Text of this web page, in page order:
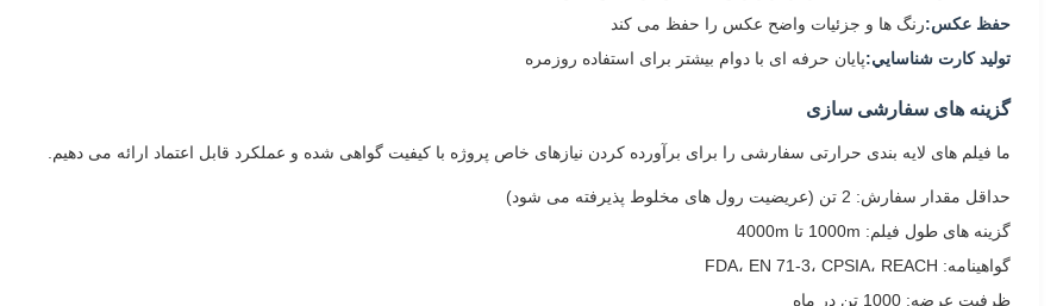
حفظ عکس:رنگ ها و جزئیات واضح عکس را حفظ می کند
تولید کارت شناسايي:پایان حرفه ای با دوام بیشتر برای استفاده روزمره
گزینه های سفارشی سازی
ما فیلم های لایه بندی حرارتی سفارشی را برای برآورده کردن نیازهای خاص پروژه با کیفیت گواهی شده و عملکرد قابل اعتماد ارائه می دهیم.
حداقل مقدار سفارش: 2 تن (عریضیت رول های مخلوط پذیرفته می شود)
گزینه های طول فیلم: 1000m تا 4000m
گواهینامه: FDA، EN 71-3، CPSIA، REACH
ظرفیت عرضه: 1000 تن در ماه